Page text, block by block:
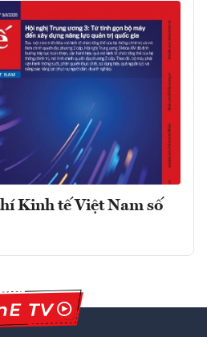
Kinh tế Việt Nam số